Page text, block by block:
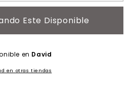
Este Disponible
en David
en otras tiendas